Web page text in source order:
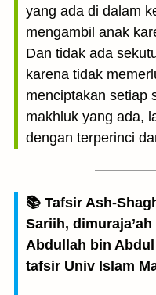
yang ada di dalam
mengambil anak
Dan tidak ada
karena tidak
menciptakan setiap
makhluk yang ada,
dengan terperinci
📚 Tafsir Ash-
Sariih,
Abdullah bin
tafsir Univ Islam